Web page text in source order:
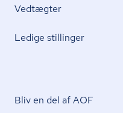
Vedtægter
Ledige stillinger
Bliv en del af AOF